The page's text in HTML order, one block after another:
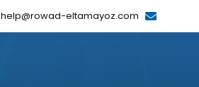
help@rowad-eltamayoz.com